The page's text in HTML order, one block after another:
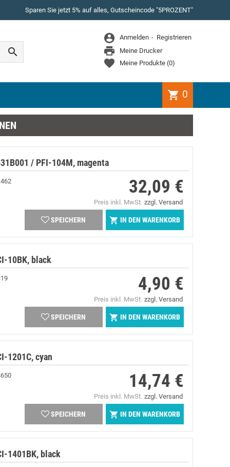
Sparen Sie jetzt 5% auf alles, Gutscheincode "5PROZENT"

Anmelden
Registrieren
Meine Drucker
Meine Produkte (0)
shopping_cart 0
WEITER EINKAUFEN
Es gibt keine Artikel mehr in Ihrem Warenkorb
/ PFI-104M, magenta
32,09 €
Preis inkl. MwSt. zzgl. Versand
SPEICHERN  IN DEN WARENKORB
10BK, black
4,90 €
Preis inkl. MwSt. zzgl. Versand
SPEICHERN  IN DEN WARENKORB
1201C, cyan
14,74 €
Preis inkl. MwSt. zzgl. Versand
SPEICHERN  IN DEN WARENKORB
1401BK, black